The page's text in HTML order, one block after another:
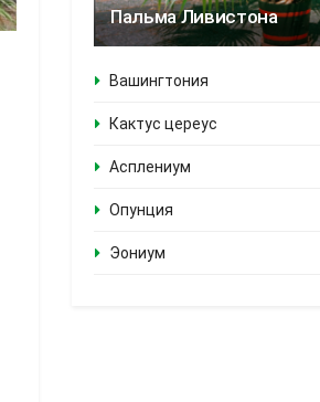
Пальма Ливистона
Вашингтония
Кактус цереус
Асплениум
Опунция
Эониум